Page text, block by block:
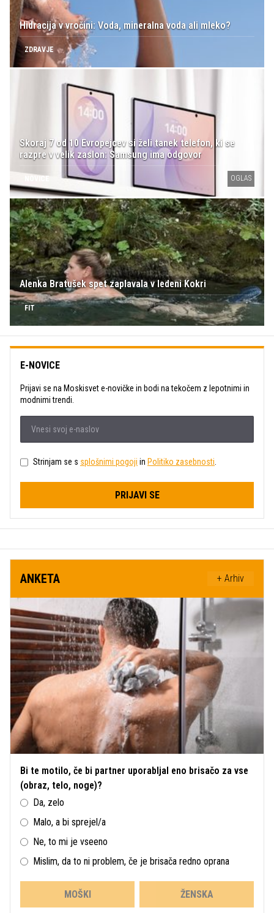
Hidracija v vročini: Voda, mineralna voda ali mleko?
ZDRAVJE
Skoraj 7 od 10 Evropejcev si želi tanek telefon, ki se
razpre v velik zaslon: Samsung ima odgovor
OGLAS
Alenka Bratušek spet zaplavala v ledeni Kokri
FIT
E-NOVICE
Prijavi se na Moskisvet e-novičke in bodi na tekočem z lepotnimi in
modnimi trendi.
Strinjam se s splošnimi pogoji in Politiko zasebnosti.
PRIJAVI SE
ANKETA + Arhiv
Bi te motilo, če bi partner uporabljal eno brisačo za vse
(obraz, telo, noge)?
Da, zelo
Malo, a bi sprejel/a
Ne, to mi je vseeno
Mislim, da to ni problem, če je brisača redno oprana
MOŠKI ŽENSKA